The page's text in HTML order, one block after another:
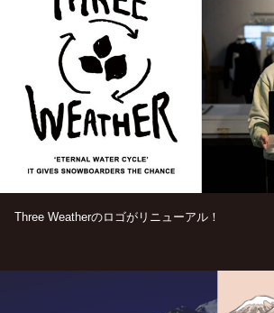
Three Weatherのロゴがリニューアル！